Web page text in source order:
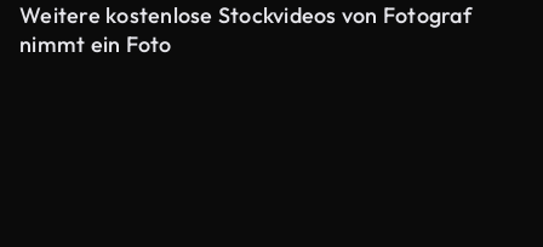
Weitere kostenlose Stockvideos von Fotograf
nimmt ein Foto